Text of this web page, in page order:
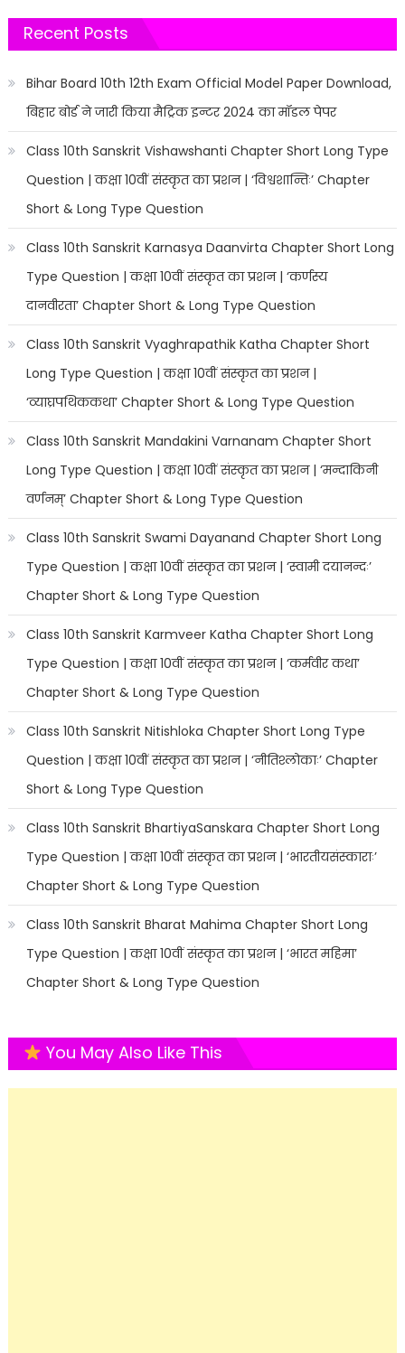
Recent Posts
Bihar Board 10th 12th Exam Official Model Paper Download,
बिहार बोर्ड ने जारी किया मैट्रिक इन्टर 2024 का मॉडल पेपर
Class 10th Sanskrit Vishawshanti Chapter Short Long Type
Question | कक्षा 10वीं संस्कृत का प्रशन | ‘विश्वशान्तिः’ Chapter
Short & Long Type Question
Class 10th Sanskrit Karnasya Daanvirta Chapter Short Long
Type Question | कक्षा 10वीं संस्कृत का प्रशन | ‘कर्णस्य
दानवीरता’ Chapter Short & Long Type Question
Class 10th Sanskrit Vyaghrapathik Katha Chapter Short
Long Type Question | कक्षा 10वीं संस्कृत का प्रशन |
‘व्याघ्रपथिककथा’ Chapter Short & Long Type Question
Class 10th Sanskrit Mandakini Varnanam Chapter Short
Long Type Question | कक्षा 10वीं संस्कृत का प्रशन | ‘मन्दाकिनी
वर्णनम्’ Chapter Short & Long Type Question
Class 10th Sanskrit Swami Dayanand Chapter Short Long
Type Question | कक्षा 10वीं संस्कृत का प्रशन | ‘स्वामी दयानन्दः’
Chapter Short & Long Type Question
Class 10th Sanskrit Karmveer Katha Chapter Short Long
Type Question | कक्षा 10वीं संस्कृत का प्रशन | ‘कर्मवीर कथा’
Chapter Short & Long Type Question
Class 10th Sanskrit Nitishloka Chapter Short Long Type
Question | कक्षा 10वीं संस्कृत का प्रशन | ‘नीतिश्लोकाः’ Chapter
Short & Long Type Question
Class 10th Sanskrit BhartiyaSanskara Chapter Short Long
Type Question | कक्षा 10वीं संस्कृत का प्रशन | ‘भारतीयसंस्काराः’
Chapter Short & Long Type Question
Class 10th Sanskrit Bharat Mahima Chapter Short Long
Type Question | कक्षा 10वीं संस्कृत का प्रशन | ‘भारत महिमा’
Chapter Short & Long Type Question
You May Also Like This